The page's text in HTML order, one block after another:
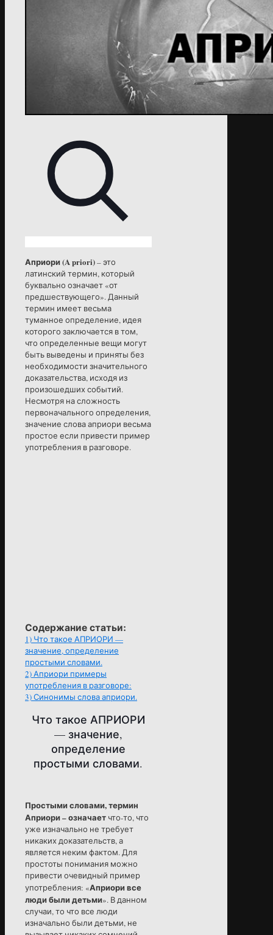
Априори (A priori)– это
латинский термин, который
буквально означает «от
предшествующего». Данный
термин имеет весьма
туманное определение, идея
которого заключается в том,
что определенные вещи могут
быть выведены и приняты без
необходимости значительного
доказательства, исходя из
произошедших событий.
Несмотря на сложность
первоначального определения,
значение слова априори весьма
простое если привести пример
употребления в разговоре.
Содержание статьи:
1) Что такое АПРИОРИ —
значение, определение
простыми словами.
2)Априори примеры
употребления в разговоре:
3)Синонимы слова априори.
Что такое АПРИОРИ
— значение,
определение
простыми словами.
Простыми словами, термин
Априори – означает что-то, что
уже изначально не требует
никаких доказательств, а
является неким фактом. Для
простоты понимания можно
привести очевидный пример
употребления: «Априори все
люди были детьми». В данном
случаи, то что все люди
изначально были детьми, не